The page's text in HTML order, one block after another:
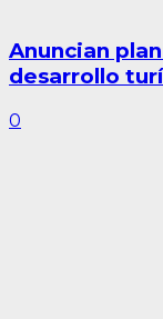
Anuncian
desarrollo
0